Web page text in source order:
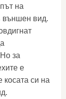
на
външен вид.
за
е
косата си на